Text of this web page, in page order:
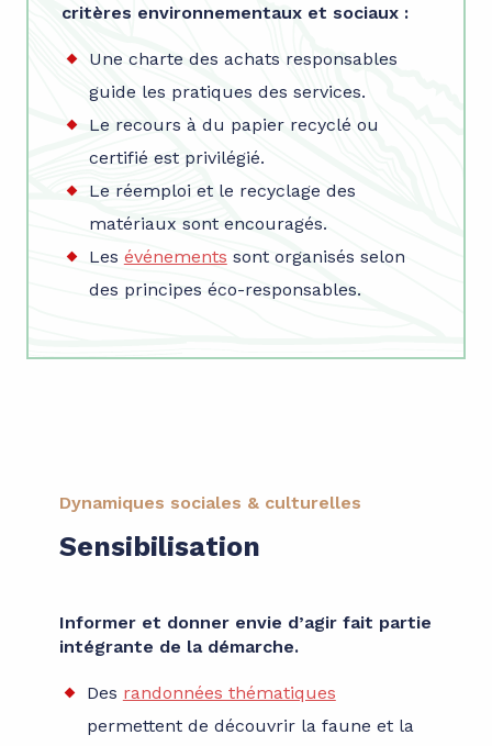
critères environnementaux et sociaux :
Une charte des achats responsables
guide les pratiques des services.
Le recours à du papier recyclé ou
certifié est privilégié.
Le réemploi et le recyclage des
matériaux sont encouragés.
Les événements sont organisés selon
des principes éco-responsables.
Dynamiques sociales & culturelles
Sensibilisation
Informer et donner envie d’agir fait partie
intégrante de la démarche.
Des randonnées thématiques
permettent de découvrir la faune et la